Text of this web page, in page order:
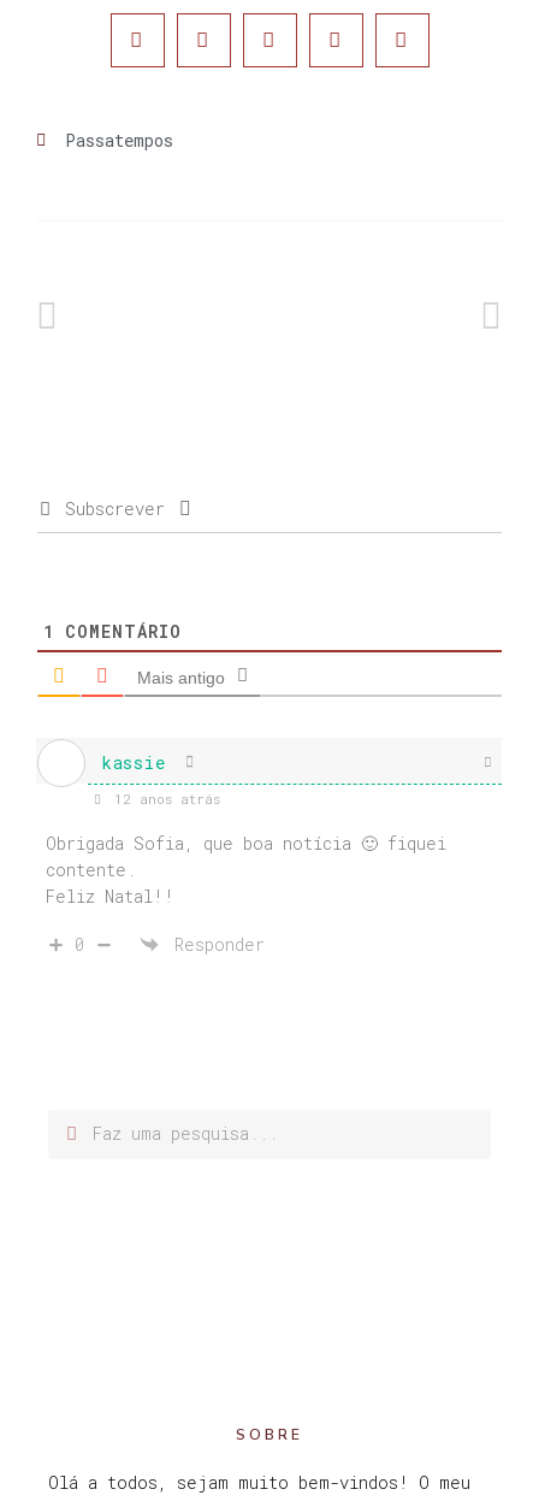
Passatempos
Subscrever
1 COMENTÁRIO
Mais antigo
kassie
12 anos atrás
Obrigada Sofia, que boa notícia 🙂 fiquei
contente.
Feliz Natal!!
0 Responder
SOBRE
Olá a todos, sejam muito bem-vindos! O meu